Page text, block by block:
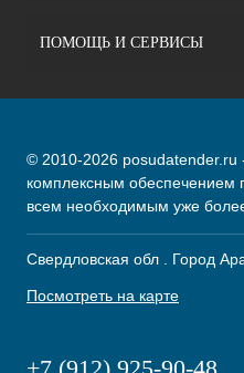
ПОМОЩЬ И СЕРВИСЫ
© 2010-2026
комплексным обеспечением
всем необходимым уже
Свердловская обл . Город
Посмотреть на карте